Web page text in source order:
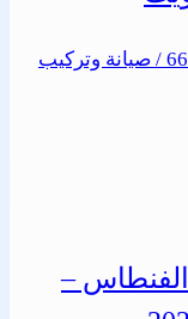
سباك الفيحاء / 66610692 / صيانة وتركيب
–